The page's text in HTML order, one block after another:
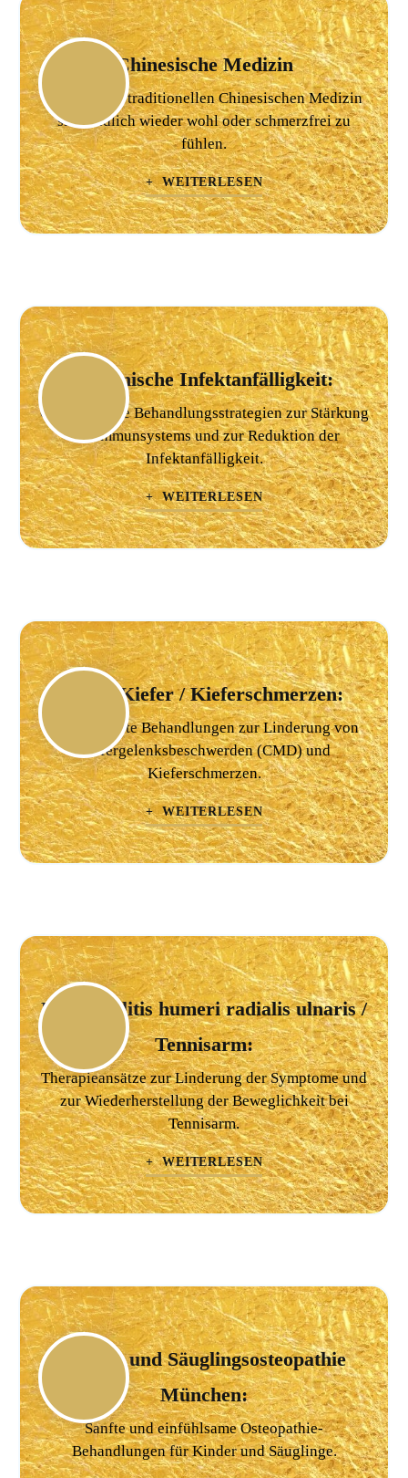
Chinesische Medizin
Mithilfe der traditionellen Chinesischen Medizin
sich endlich wieder wohl oder schmerzfrei zu
fühlen.
+ WEITERLESEN
Chronische Infektanfälligkeit:
Ganzheitliche Behandlungsstrategien zur Stärkung
des Immunsystems und zur Reduktion der
Infektanfälligkeit.
+ WEITERLESEN
CMD Kiefer / Kieferschmerzen:
Spezialisierte Behandlungen zur Linderung von
Kiefergelenksbeschwerden (CMD) und
Kieferschmerzen.
+ WEITERLESEN
Epicondylitis humeri radialis ulnaris /
Tennisarm:
Therapieansätze zur Linderung der Symptome und
zur Wiederherstellung der Beweglichkeit bei
Tennisarm.
+ WEITERLESEN
Kinder und Säuglingsosteopathie
München:
Sanfte und einfühlsame Osteopathie-
Behandlungen für Kinder und Säuglinge.